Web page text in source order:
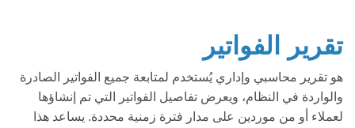
تقرير الفواتير
هو تقرير محاسبي وإداري يُستخدم لمتابعة جميع الفواتير الصادرة
والواردة في النظام، ويعرض تفاصيل الفواتير التي تم إنشاؤها
لعملاء أو من موردين على مدار فترة زمنية محددة. يساعد هذا